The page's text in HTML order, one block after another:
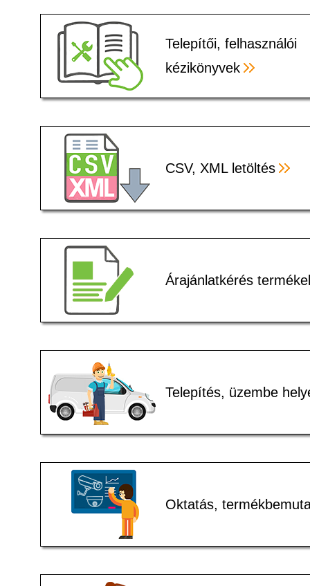
Telepítői, felhasználói
kézikönyvek
CSV, XML letöltés
Árajánlatkérés
Telepítés, üzembe
Oktatás,